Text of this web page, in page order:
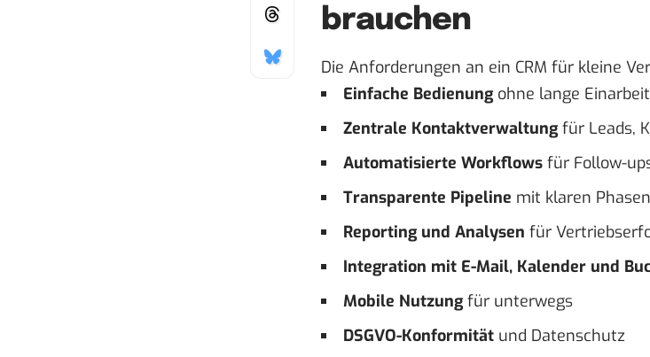
brauchen
Die Anforderungen an ein CRM für kleine
Einfache Bedienungohne lange
Zentrale Kontaktverwaltungfür Leads,
Automatisierte Workflows für Follow-
Transparente Pipeline mit klaren
Reporting und Analysen für
Integration mit E-Mail, Kalender und
Mobile Nutzungfür unterwegs
DSGVO-Konformität und Datenschutz